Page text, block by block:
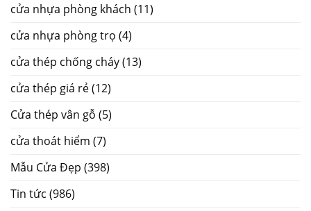
cửa nhựa phòng khách (11)
cửa nhựa phòng trọ (4)
cửa thép chống cháy(13)
cửa thép giá rẻ(12)
Cửa thép vân gỗ (5)
cửa thoát hiểm (7)
Mẫu Cửa Đẹp (398)
Tin tức (986)